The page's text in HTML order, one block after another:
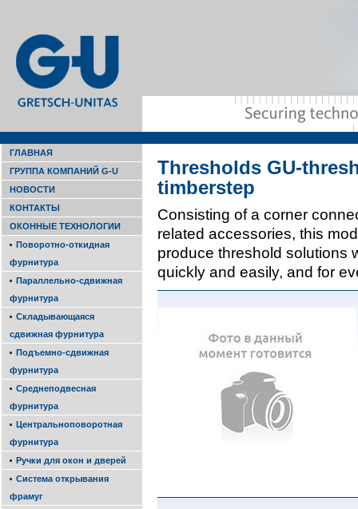
ГЛАВНАЯ
ГРУППА КОМПАНИЙ G-U
НОВОСТИ
КОНТАКТЫ
ОКОННЫЕ ТЕХНОЛОГИИ
Поворотно-откидная
фурнитура
Параллельно-сдвижная
фурнитура
Складывающаяся
сдвижная фурнитура
Подъемно-сдвижная
фурнитура
Среднеподвесная
фурнитура
Центральноповоротная
фурнитура
Ручки для окон и дверей
Система открывания
фрамуг
Thresh­olds GU-
timber­step
Con­sisting of a corner
related accessories, this
produce threshold solutions
quickly and easily, and for